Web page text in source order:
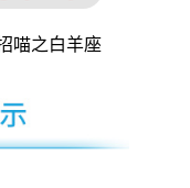
喵之白羊座